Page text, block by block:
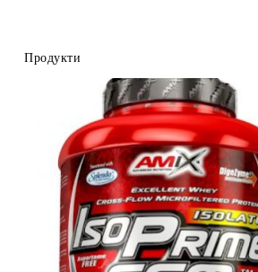
Продукти